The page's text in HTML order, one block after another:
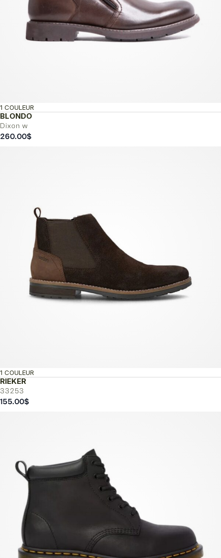
BLONDO
Dixon w
1 COULEUR
260.00$
RIEKER
33253
1 COULEUR
155.00$